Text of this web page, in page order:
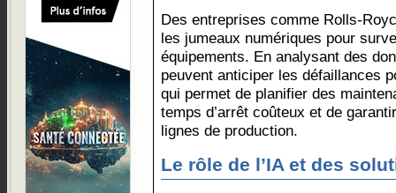
Des entreprises comme Rolls-
les jumeaux numériques pour
équipements. En analysant des
peuvent anticiper les défaillances
qui permet de planifier des
temps d’arrêt coûteux et de
lignes de production.
Le rôle de l’IA et des